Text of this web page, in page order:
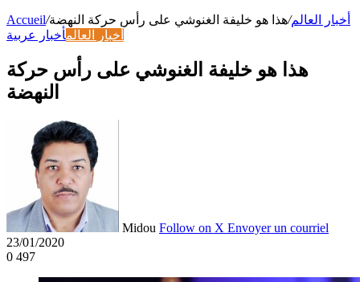
Accueil/ أخبار العالم/هذا هو خليفة الغنوشي على رأس حركة النهضة
أخبار العالمأخبار عربية
هذا هو خليفة الغنوشي على رأس حركة
النهضة
Midou Follow on X Envoyer un courriel
23/01/2020
0 497